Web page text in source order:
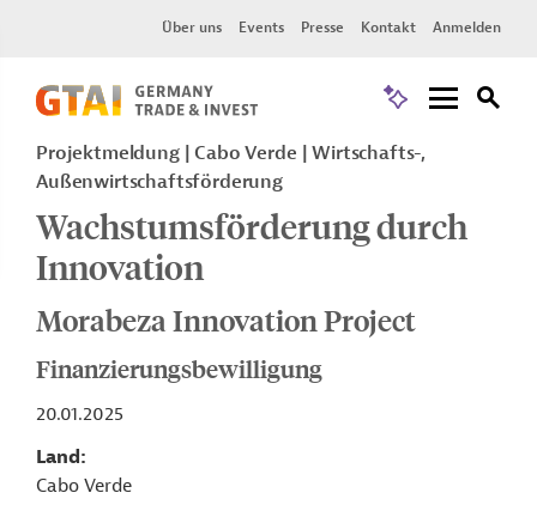
Über uns Events Presse Kontakt Anmelden
Projektmeldung Cabo Verde
Wirtschafts-,
Außenwirtschaftsförderung
Wachstumsförderung durch
Innovation
Morabeza Innovation Project
Finanzierungsbewilligung
20.01.2025
Land
Cabo Verde